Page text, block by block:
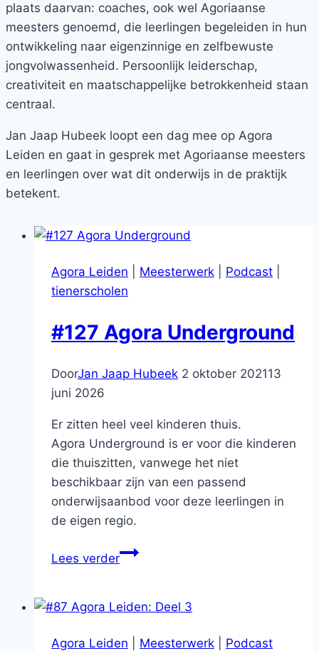
plaats daarvan: coaches, ook wel Agoriaanse
meesters genoemd, die leerlingen begeleiden in hun
ontwikkeling naar eigenzinnige en zelfbewuste
jongvolwassenheid. Persoonlijk leiderschap,
creativiteit en maatschappelijke betrokkenheid staan
centraal.
Jan Jaap Hubeek loopt een dag mee op Agora
Leiden en gaat in gesprek met Agoriaanse meesters
en leerlingen over wat dit onderwijs in de praktijk
betekent.
Agora Leiden Meesterwerk Podcast
tienerscholen
#127 Agora Underground
DoorJan Jaap Hubeek 2 oktober 202113
juni 2026
Er zitten heel veel kinderen thuis.
Agora Underground is er voor die kinderen
die thuiszitten, vanwege het niet
beschikbaar zijn van een passend
onderwijsaanbod voor deze leerlingen in
de eigen regio.
Lees verder#127
Agora Leiden Meesterwerk Podcast